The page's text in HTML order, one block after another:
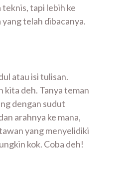
tapi lebih ke
telah dibacanya.
atau isi tulisan.
kita deh. Tanya teman
dengan sudut
arahnya ke mana,
yang menyelidiki
kok. Coba deh!